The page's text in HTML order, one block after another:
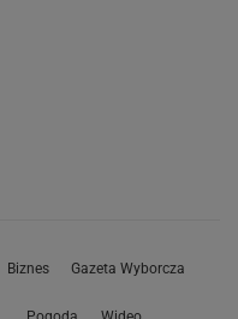
Biznes Gazeta Wyborcza